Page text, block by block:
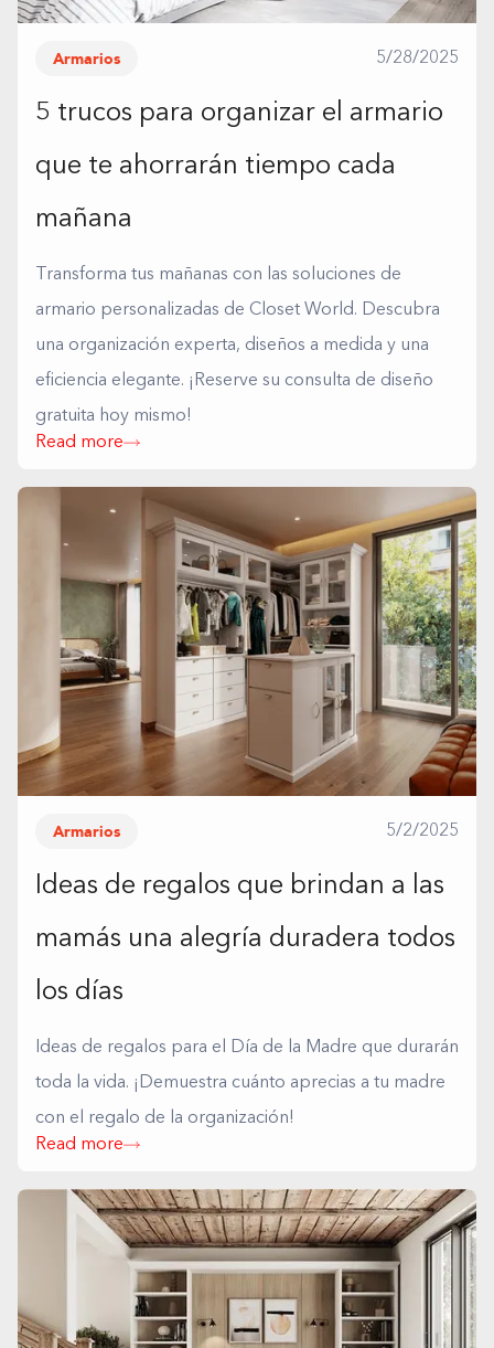
Armarios 5/28/2025
5 trucos para organizar el armario
que te ahorrarán tiempo cada
mañana
Transforma tus mañanas con las soluciones de
armario personalizadas de Closet World. Descubra
una organización experta, diseños a medida y una
eficiencia elegante. ¡Reserve su consulta de diseño
gratuita hoy mismo!
Read more
Armarios 5/2/2025
Ideas de regalos que brindan a las
mamás una alegría duradera todos
los días
Ideas de regalos para el Día de la Madre que durarán
toda la vida. ¡Demuestra cuánto aprecias a tu madre
con el regalo de la organización!
Read more